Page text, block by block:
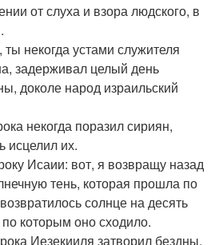
от слуха и взора людского, в
некогда устами служителя
задерживал целый день
доколе народ израильский
некогда поразил сириян,
исцелил их.
Исаии: вот, я возвращу назад
тень, которая прошла по
солнце на десять
которым оно сходило.
Иезекииля затворил бездны,